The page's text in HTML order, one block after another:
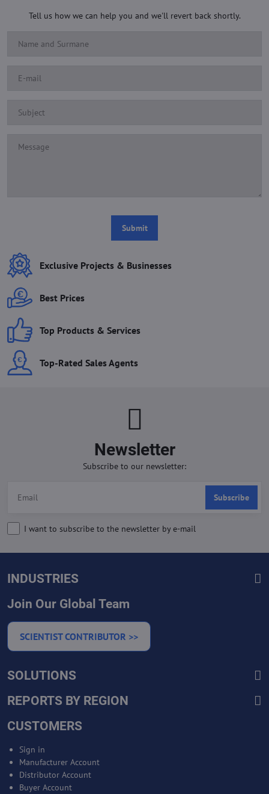
Tell us how we can help you and we'll revert back shortly.
Submit
Exclusive Projects & Businesses
Best Prices
Top Products & Services
Top-Rated Sales Agents
Newsletter
Subscribe to our newsletter:
Subscribe
I want to subscribe to the newsletter by e-mail
INDUSTRIES
Join Our Global Team
SCIENTIST CONTRIBUTOR >>
SOLUTIONS
REPORTS BY REGION
CUSTOMERS
Sign in
Manufacturer Account
Distributor Account
Buyer Account